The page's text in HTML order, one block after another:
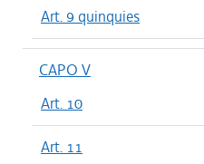
Art. 9 quinquies
CAPO V
Art. 10
Art. 11